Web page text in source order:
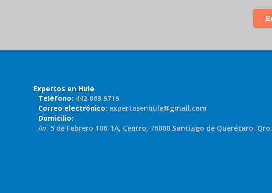
Expertos en Hule
Teléfono: 442 869 9719
Correo electrónico: expertosenhule@gmail.com
Domicilio:
Av. 5 de Febrero 106-1A, Centro, 76000 Santiago de Querétaro, Qro.